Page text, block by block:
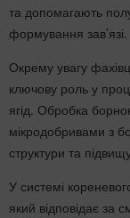
та допомагають
формування зав’язі.
Окрему увагу
ключову роль у
ягід. Обробка
мікродобривами з
структури та
У системі
який відповідає за